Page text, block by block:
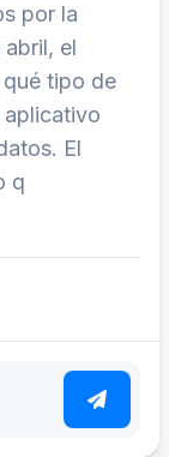
por la
el
tipo de
aplicativo
El
q